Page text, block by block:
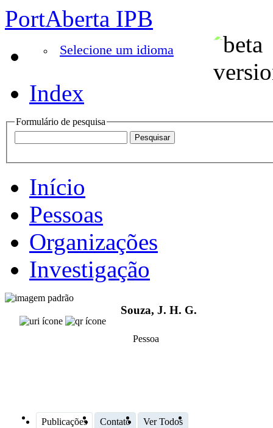
PortAberta IPB
Selecione um idioma
Index
Formulário de pesquisa
Início
Pessoas
Organizações
Investigação
Souza, J. H. G.
Pessoa
Publicações Contato Ver Todos